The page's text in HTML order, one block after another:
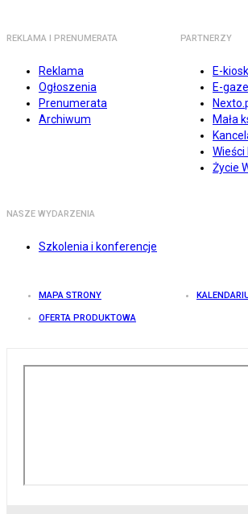
REKLAMA I PRENUMERATA
Reklama
Ogłoszenia
Prenumerata
Archiwum
PARTNERZY
E-
E-
Mała
Wieści
Życie
NASZE WYDARZENIA
Szkolenia i konferencje
MAPA STRONY
OFERTA PRODUKTOWA